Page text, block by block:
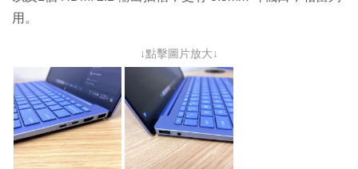
用。
↓點擊圖片放大↓